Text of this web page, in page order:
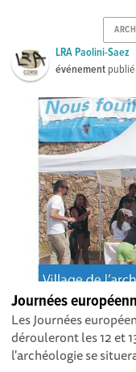
LRA Paolini-Saez
événement
Journées
Les Journées
dérouleront les 12 et
l'archéologie se